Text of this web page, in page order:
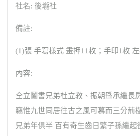
社名: 後壠社
備註:
(1)張 手寫樣式 畫押11枚；手印1枚
內容:
仝立鬮書兄弟杜立教、振朝暨承繼長
竊惟九世同居往古之風可慕而三分荊
兄弟年俱半 百有奇生齒日繁子孫繼起